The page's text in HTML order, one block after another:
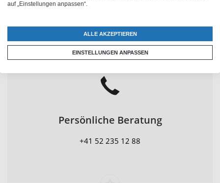
Zufriedenheitsgarantie
Persönliche Beratung
+41 52 235 12 88
auf „Einstellungen anpassen“.
ALLE AKZEPTIEREN
EINSTELLUNGEN ANPASSEN